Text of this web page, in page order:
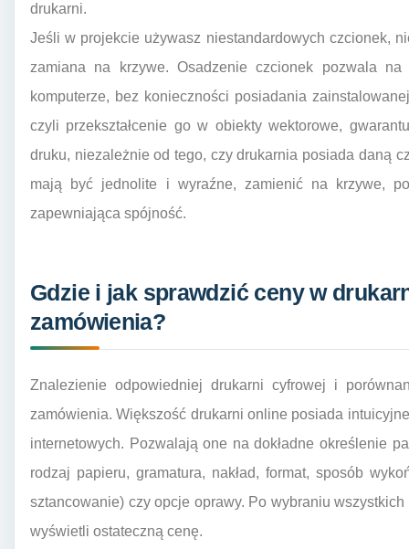
drukarni.
Jeśli w projekcie używasz niestandardowych czcionek,
zamiana na krzywe. Osadzenie czcionek pozwala
komputerze, bez konieczności posiadania
czyli przekształcenie go w obiekty wektorowe,
druku, niezależnie od tego, czy drukarnia posiada daną
mają być jednolite i wyraźne, zamienić na krzywe,
zapewniająca spójność.
Gdzie i jak sprawdzić ceny w
zamówienia?
Znalezienie odpowiedniej drukarni cyfrowej i
zamówienia. Większość drukarni online posiada
internetowych. Pozwalają one na dokładne określenie
rodzaj papieru, gramatura, nakład, format, sposób
sztancowanie) czy opcje oprawy. Po wybraniu
wyświetli ostateczną cenę.